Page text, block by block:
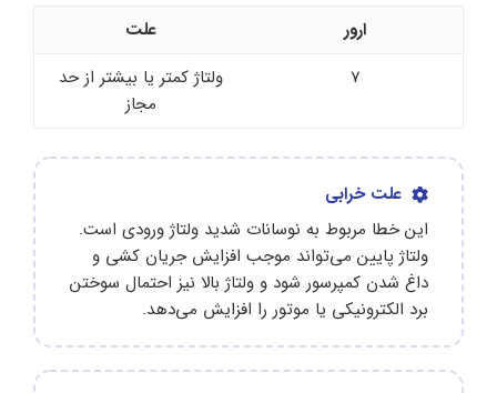
ارور
علت
7
ولتاژ کمتر یا بیشتر از حد
مجاز
علت خرابی
این خطا مربوط به نوسانات شدید ولتاژ ورودی است.
ولتاژ پایین می‌تواند موجب افزایش جریان کشی و
داغ شدن کمپرسور شود و ولتاژ بالا نیز احتمال سوختن
برد الکترونیکی یا موتور را افزایش می‌دهد.